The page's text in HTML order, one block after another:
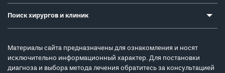
Поиск хирургов и клиник
Материалы сайта предназначены для ознакомления и носят
исключительно информационный характер. Для постановки
диагноза и выбора метода лечения обратитесь за консультацией